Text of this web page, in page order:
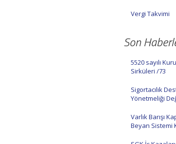
Vergi Takvimi
Son
5520 sayılı
Sirküleri /73
Sigortacılık
Yönetmeliği
Varlık Barışı
Beyan Sistemi